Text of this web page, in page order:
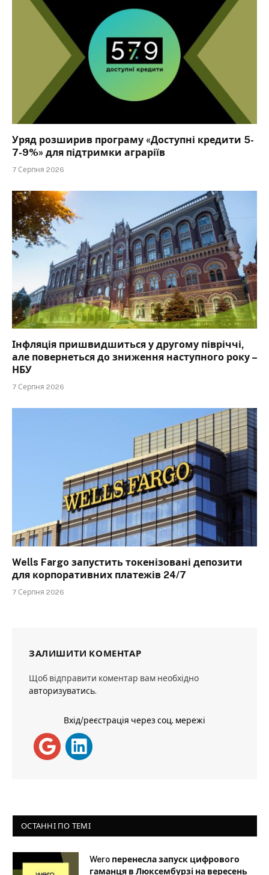
Уряд розширив програму «Доступні кредити 5-
7-9%» для підтримки аграріїв
7 Серпня 2026
Інфляція пришвидшиться у другому півріччі,
але повернеться до зниження наступного року –
НБУ
7 Серпня 2026
Wells Fargo запустить токенізовані депозити
для корпоративних платежів 24/7
7 Серпня 2026
ЗАЛИШИТИ КОМЕНТАР
Щоб відправити коментар вам необхідно
авторизуватись.
Вхід/реєстрація через соц. мережі
ОСТАННІ ПО ТЕМІ
Wero перенесла запуск цифрового
гаманця в Люксембурзі на вересень